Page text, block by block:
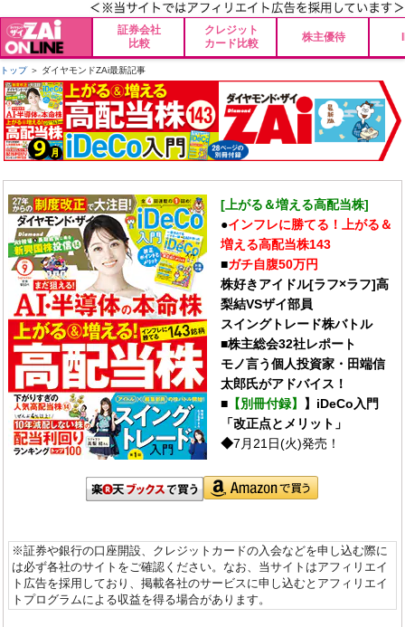
証券会社
比較
クレジット
カード比較
株主優待
トップ＞ ダイヤモンドZAi最新記事
[上がる＆増える高配当株]
●インフレに勝てる！上がる＆
増える高配当株143
■ガチ自腹50万円
株好きアイドル[ラフ×ラフ]高
梨結VSザイ部員
スイングトレード株バトル
■株主総会32社レポート
モノ言う個人投資家・田端信
太郎氏がアドバイス！
■【別冊付録】
】iDeCo入門
「改正点とメリット」
◆7月21日(火)発売！
※証券や銀行の口座開設、クレジットカードの入会などを申し込む際に
は必ず各社のサイトをご確認ください。なお、当サイトはアフィリエイ
ト広告を採用しており、掲載各社のサービスに申し込むとアフィリエイ
トプログラムによる収益を得る場合があります。